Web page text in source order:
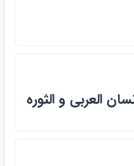
العربي و الثوره